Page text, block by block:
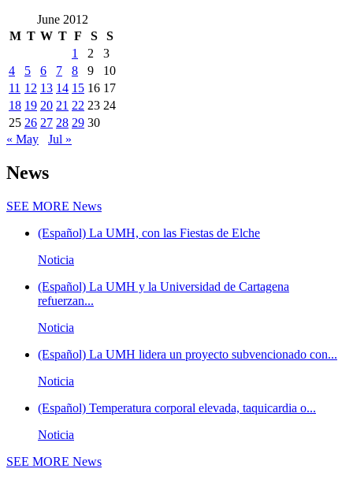
June 2012
M T W T F S
S
1
2
3
4
5 6 7 8 9
10
11 12 13 14 15 16 17
18 19 20 21 22 23 24
25 26 27 28 29 30
« May
Jul »
News
SEE MORE News
(Español) La UMH, con las Fiestas de Elche
Noticia
(Español) La UMH y la Universidad de Cartagena
refuerzan...
Noticia
(Español) La UMH lidera un proyecto subvencionado con...
Noticia
(Español) Temperatura corporal elevada, taquicardia o...
Noticia
SEE MORE News